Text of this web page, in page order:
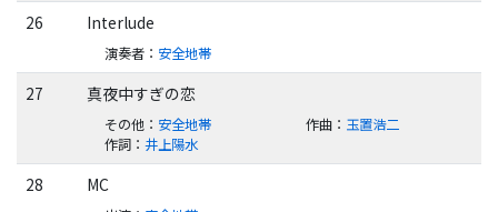
26 Interlude
演奏者： 安全地帯
27 真夜中すぎの恋
その他： 安全地帯 作曲： 玉置浩二
作詞： 井上陽水
28 MC